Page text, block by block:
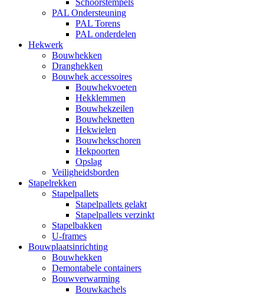
Schoorstempels
PAL Ondersteuning
PAL Torens
PAL onderdelen
Hekwerk
Bouwhekken
Dranghekken
Bouwhek accessoires
Bouwhekvoeten
Hekklemmen
Bouwhekzeilen
Bouwheknetten
Hekwielen
Bouwhekschoren
Hekpoorten
Opslag
Veiligheidsborden
Stapelrekken
Stapelpallets
Stapelpallets gelakt
Stapelpallets verzinkt
Stapelbakken
U-frames
Bouwplaatsinrichting
Bouwhekken
Demontabele containers
Bouwverwarming
Bouwkachels